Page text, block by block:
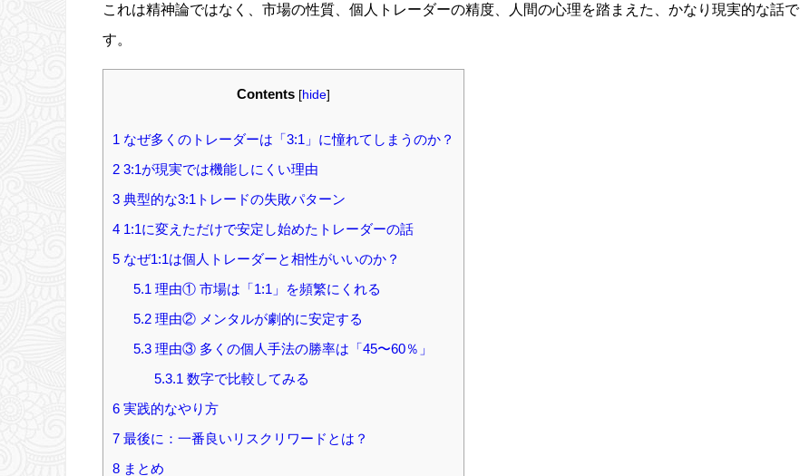
これは精神論ではなく、市場の性質、個人トレーダーの精度、人間の心理を踏まえた、かなり現実的な話で
す。
Contents [hide]
1 なぜ多くのトレーダーは「3:1」に憧れてしまうのか？
2 3:1が現実では機能しにくい理由
3 典型的な3:1トレードの失敗パターン
4 1:1に変えただけで安定し始めたトレーダーの話
5 なぜ1:1は個人トレーダーと相性がいいのか？
5.1 理由① 市場は「1:1」を頻繁にくれる
5.2理由② メンタルが劇的に安定する
5.3理由③ 多くの個人手法の勝率は「45〜60％」
5.3.1 数字で比較してみる
6 実践的なやり方
7 最後に：一番良いリスクリワードとは？
8 まとめ